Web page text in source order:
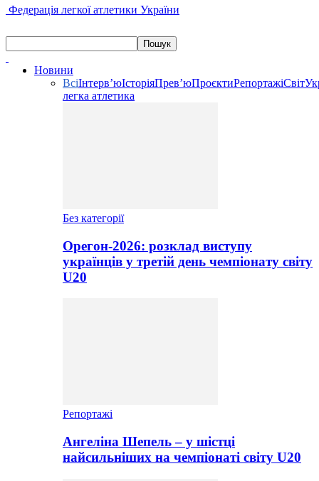
Федерація легкої атлетики України
Новини
ВсіІнтерв’юІсторіяПрев’юПроєктиРепортажіСвіт
легка атлетика
Без категорії
Орегон-2026: розклад виступу
українців у третій день чемпіонату світу
U20
Репортажі
Ангеліна Шепель – у шістці
найсильніших на чемпіонаті світу U20